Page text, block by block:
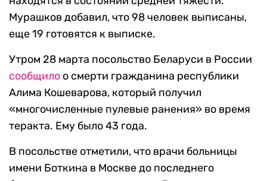
Мурашков добавил, что 98 человек выписаны,
еще 19 готовятся к выписке.
Утром 28 марта посольство Беларуси в России
сообщило о смерти гражданина республики
Алима Кошеварова, который получил
«многочисленные пулевые ранения» во время
теракта. Ему было 43 года.
В посольстве отметили, что врачи больницы
имени Боткина в Москве до последнего